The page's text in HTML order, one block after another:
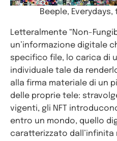
Beeple,
Letteralmente “Non-
un’informazione digitale
specifico file, lo carica di
individuale tale da
alla firma materiale di un
delle proprie tele:
vigenti, gli NFT
entro un mondo, quello
caratterizzato